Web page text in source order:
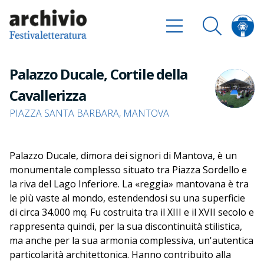
Palazzo Ducale, Cortile della
Cavallerizza
PIAZZA SANTA BARBARA, MANTOVA
Palazzo Ducale, dimora dei signori di Mantova, è un
monumentale complesso situato tra Piazza Sordello e
la riva del Lago Inferiore. La «reggia» mantovana è tra
le più vaste al mondo, estendendosi su una superficie
di circa 34.000 mq. Fu costruita tra il XIII e il XVII secolo e
rappresenta quindi, per la sua discontinuità stilistica,
ma anche per la sua armonia complessiva, un'autentica
particolarità architettonica. Hanno contribuito alla